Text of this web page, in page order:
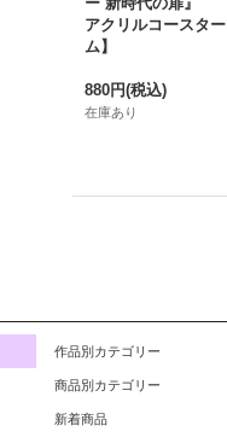
アクリルコースタ
ム】
880円(税込)
在庫あり
作品別カテゴリー
商品別カテゴリー
新着商品